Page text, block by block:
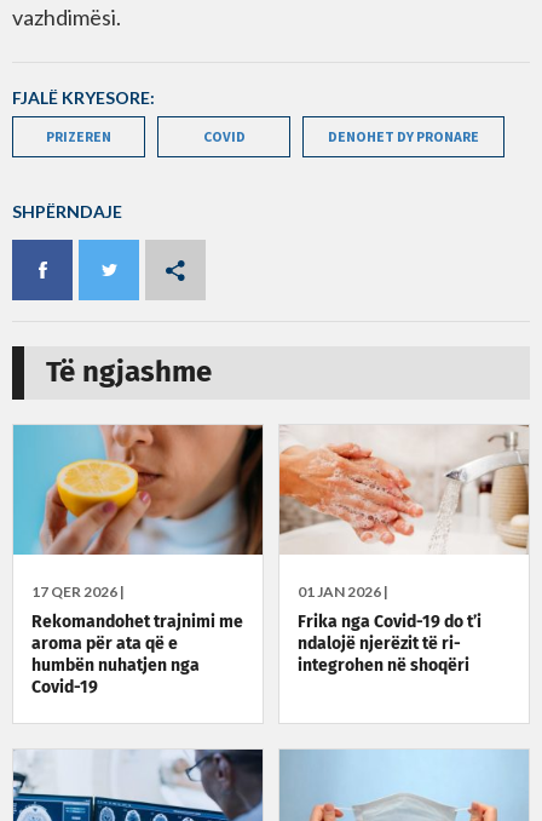
vazhdimësi.
FJALË KRYESORE:
PRIZEREN COVID DENOHET DY PRONARE
SHPËRNDAJE
Të ngjashme
17 QER 2026 |
Rekomandohet trajnimi me
aroma për ata që e
humbën nuhatjen nga
Covid-19
01 JAN 2026 |
Frika nga Covid-19 do t’i
ndalojë njerëzit të ri-
integrohen në shoqëri